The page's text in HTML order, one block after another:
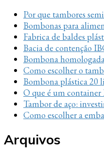
Por que tambores
Bombonas para
Fabrica de baldes
Bacia de contenção
Bombona
Como escolher o
Bombona plástica 20
O que é um container
Tambor de aço:
Como escolher a
Arquivos